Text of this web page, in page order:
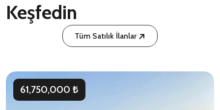
Keşfedin
Tüm Satılık İlanlar
61,750,000 ₺